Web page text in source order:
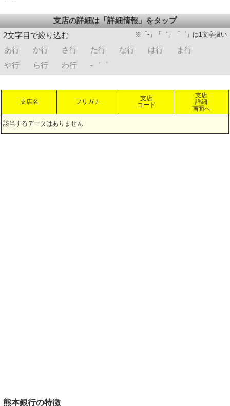
支店の詳細は「詳細情報」をタップ
2文字目で絞り込む
※「-」「゛」「゜」は1文字扱い
あ行 か行 さ行 た行 な行 は行
ま行
や行
ら行 わ行 -゛゜
支店名 フリガナ
支店
コード
支店
詳細
画面へ
該当するデータはありません
熊本銀行の特徴